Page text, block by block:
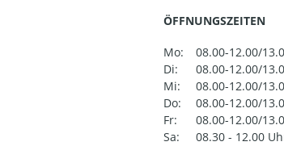
ÖFFNUNGSZEITEN
Mo:
08.00-12.00/
Di:
08.00-12.00/
Mi:
08.00-12.00/
Do:
08.00-12.00/
Fr:
08.00-12.00/
Sa:
08.30 - 12.00